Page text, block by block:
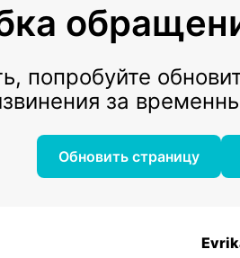
попробуйте
за
Обновить страницу